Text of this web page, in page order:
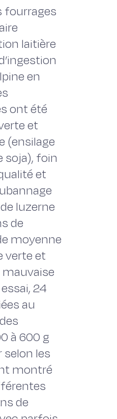
fourrages
laitière
en
ont été
et
(ensilage
soja), foin
et
luzerne
de
moyenne
verte et
24
au
à 600 g
les
montré
de